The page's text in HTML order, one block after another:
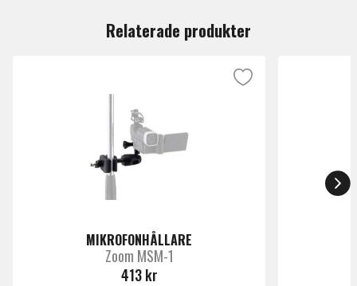
Relaterade produkter
MIKROFONHÅLLARE
Zoom MSM-1
413 kr